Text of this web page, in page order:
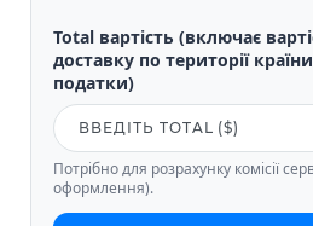
Total вартість (включає
доставку по території
податки)
Потрібно для розрахунку комісії
оформлення).